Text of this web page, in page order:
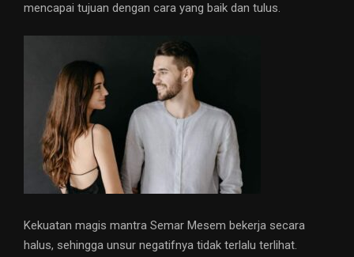
mencapai tujuan dengan cara yang baik dan tulus.
Kekuatan magis mantra Semar Mesem bekerja secara
halus, sehingga unsur negatifnya tidak terlalu terlihat.